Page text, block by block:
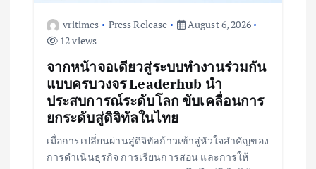
vritimes Press Release
August 6, 2026
12 views
จากหน้าจอเดียวสู่ระบบทำงานร่วมกัน
แบบครบวงจร Leaderhub นำ
ประสบการณ์ระดับโลก ขับเคลื่อนการ
ยกระดับสู่ดิจิทัลในไทย
เมื่อการเปลี่ยนผ่านสู่ดิจิทัลก้าวเข้าสู่หัวใจสำคัญของ
การดำเนินธุรกิจ การเรียนการสอน และการให้